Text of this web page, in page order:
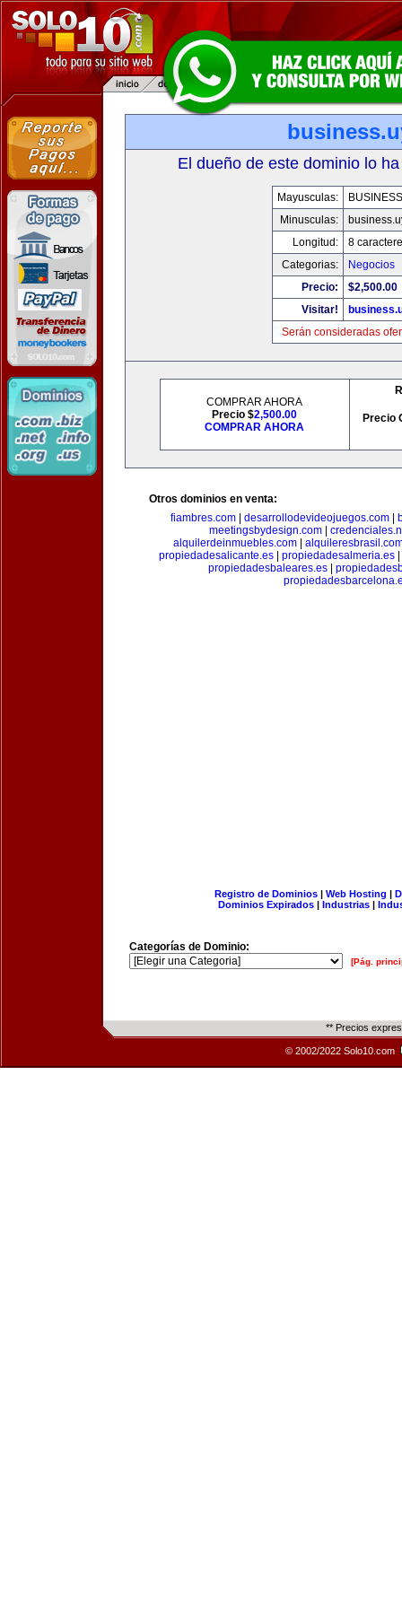
El dueño de este dominio lo
Mayusculas:
Minusculas:
Longitud:
8
Categorias:
Negocios
Precio:
$2,500.00
Visitar!
Serán consideradas
COMPRAR AHORA
Precio $2,500.00
COMPRAR AHORA
Precio
Otros dominios en venta:
fiambres.com| desarrollodevideojuegos.com|
meetingsbydesign.com|
alquilerdeinmuebles.com|
propiedadesalicante.es| propiedadesalmeria.es|
propiedadesbaleares.es
Registro de Dominios| Web Hosting |
Dominios Expirados | Industrias |
Categorías de Dominio:
[Pág.
** Precios
© 2002/2022 Solo10.com